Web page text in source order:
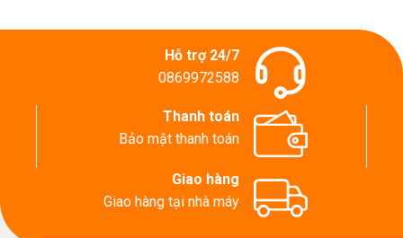
Hỗ trợ 24/7
0869972588
Thanh toán
Bảo mật thanh toán
Giao hàng
Giao hàng tại nhà máy